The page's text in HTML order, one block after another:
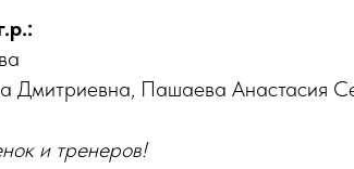
Дмитриевна, Пашаева Анастасия
и тренеров!